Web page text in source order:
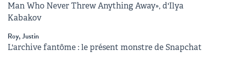
Man Who Never Threw Anything Away», d'Ilya
Kabakov
Roy, Justin
L'archive fantôme : le présent monstre de Snapchat